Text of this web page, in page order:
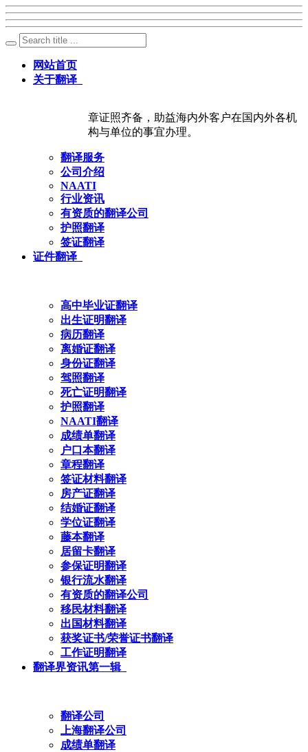
网站首页
关于翻译
章证照齐备，助益海内外客户在国内外各机
构与单位的事宜办理。
翻译服务
公司介绍
NAATI
行业资讯
有资质的翻译公司
护照翻译
签证翻译
证件翻译
高中毕业证翻译
出生证明翻译
病历翻译
离婚证翻译
身份证翻译
驾照翻译
死亡证明翻译
护照翻译
NAATI翻译
成绩单翻译
户口本翻译
章程翻译
签证材料翻译
房产证翻译
结婚证翻译
学位证翻译
藤本翻译
居留卡翻译
参保证明翻译
银行流水翻译
有资质的翻译公司
移民材料翻译
出国材料翻译
获奖证书/荣誉证书翻译
工作证明翻译
翻译界资讯第一辑
翻译公司
上海翻译公司
成绩单翻译